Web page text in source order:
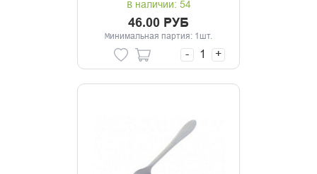
В наличии: 54
46.00 РУБ
Минимальная партия: 1шт.
- +